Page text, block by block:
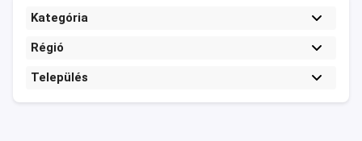
Kategória
Régió
Település